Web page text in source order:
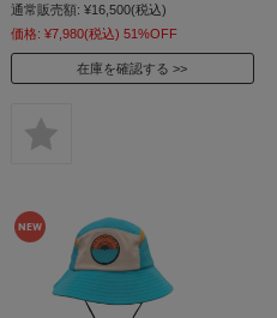
通常販売額: ¥16,500(税込)
価格: ¥7,980(税込) 51%OFF
在庫を確認する